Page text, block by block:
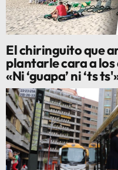
El chiringuito que
plantarle cara a
«Ni ‘guapa’ ni ‘ts